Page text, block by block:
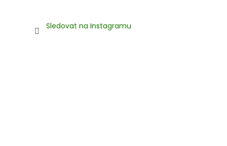
Sledovat na Instagramu